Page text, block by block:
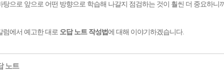
탕으로 앞으로 어떤 방향으로 학습해 나갈지 점검하는 것이 훨씬 더 중요하니
럼에서 예고한 대로 오답 노트 작성법 에 대해 이야기하겠습니다.
노트